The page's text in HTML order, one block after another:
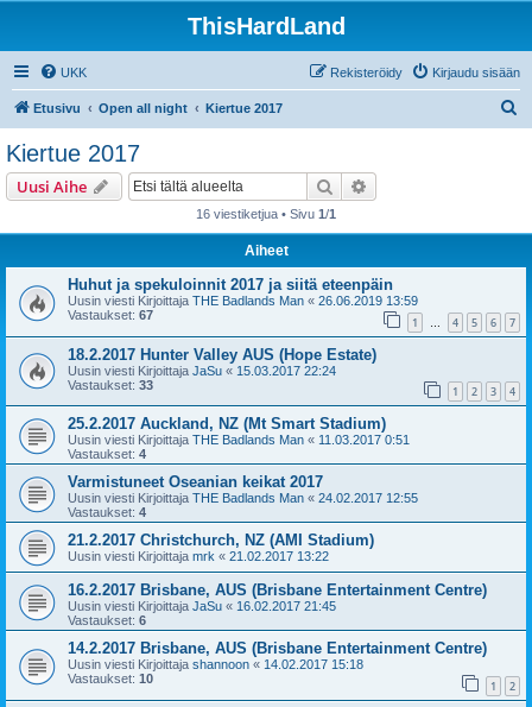
ThisHardLand
UKK Kirjaudu sisään
Rekisteröidy
Etusivu Open all night Kiertue 2017
Kiertue 2017
Uusi Aihe Etsi
16 viestiketjua • Sivu 1/1
Aiheet
Huhut ja spekuloinnit 2017 ja siitä eteenpäin
Uusin viesti Kirjoittaja THE Badlands Man « 26.06.2019 13:59
Vastaukset: 67 1 … 4 5 6 7
18.2.2017 Hunter Valley AUS (Hope Estate)
Uusin viesti Kirjoittaja JaSu « 15.03.2017 22:24
Vastaukset: 33 1 2 3 4
25.2.2017 Auckland, NZ (Mt Smart Stadium)
Uusin viesti Kirjoittaja THE Badlands Man « 11.03.2017 0:51
Vastaukset: 4
Varmistuneet Oseanian keikat 2017
Uusin viesti Kirjoittaja THE Badlands Man « 24.02.2017 12:55
Vastaukset: 4
21.2.2017 Christchurch, NZ (AMI Stadium)
Uusin viesti Kirjoittaja mrk « 21.02.2017 13:22
16.2.2017 Brisbane, AUS (Brisbane Entertainment Centre)
Uusin viesti Kirjoittaja JaSu « 16.02.2017 21:45
Vastaukset: 6
14.2.2017 Brisbane, AUS (Brisbane Entertainment Centre)
Uusin viesti Kirjoittaja shannoon « 14.02.2017 15:18
Vastaukset: 10 1 2